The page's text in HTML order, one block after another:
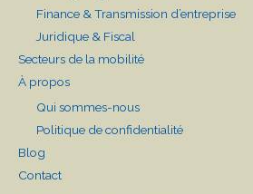
Finance & Transmission d’entreprise
Juridique & Fiscal
Secteurs de la mobilité
À propos
Qui sommes-nous
Politique de confidentialité
Blog
Contact